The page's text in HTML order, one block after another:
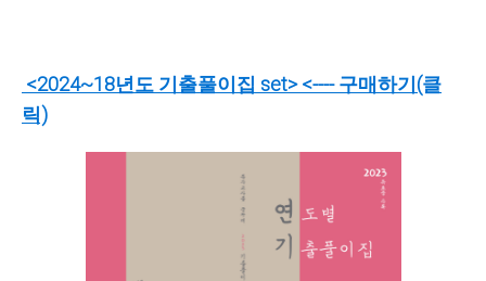
<2024~18년도 기출풀이집 set> <---- 구매하기(클
릭)